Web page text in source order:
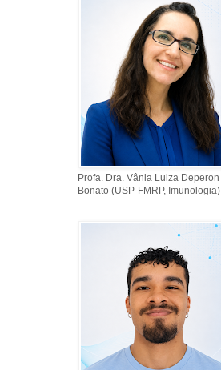
Profa. Dra. Vânia Luiza Deperon
Bonato (USP-FMRP, Imunologia)